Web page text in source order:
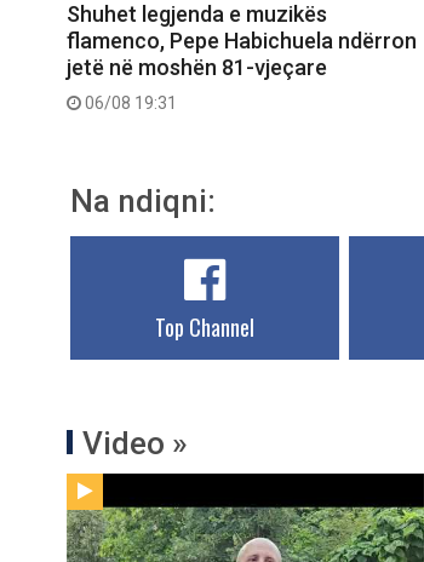
Shuhet legjenda e muzikës
flamenco, Pepe Habichuela ndërron
jetë në moshën 81-vjeçare
06/08 19:31
Na ndiqni:
Top Channel
Video »